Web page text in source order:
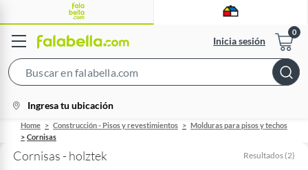
Inicia sesión
Bar
location-
icon
Ingresa tu ubicación
Home Construcción - Pisos y revestimientos
Molduras para pisos y techos
Cornisas
Cornisas - holztek Resultados (2)